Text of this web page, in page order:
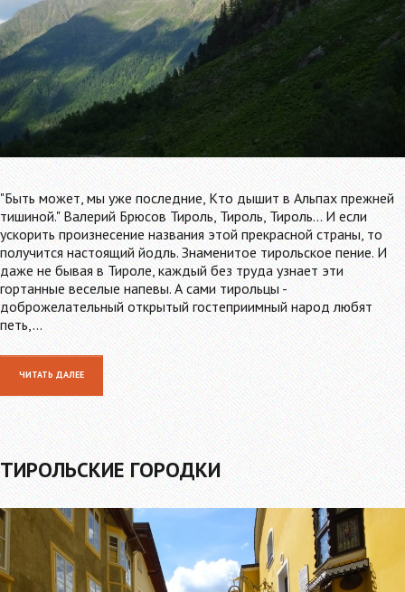
"Быть может, мы уже последние, Кто дышит в Альпах прежней
тишиной." Валерий Брюсов Тироль, Тироль, Тироль... И если
ускорить произнесение названия этой прекрасной страны, то
получится настоящий йодль. Знаменитое тирольское пение. И
даже не бывая в Тироле, каждый без труда узнает эти
гортанные веселые напевы. А сами тирольцы -
доброжелательный открытый гостеприимный народ любят
петь,…
ЧИТАТЬ ДАЛЕЕ
ТИРОЛЬСКИЕ ГОРОДКИ